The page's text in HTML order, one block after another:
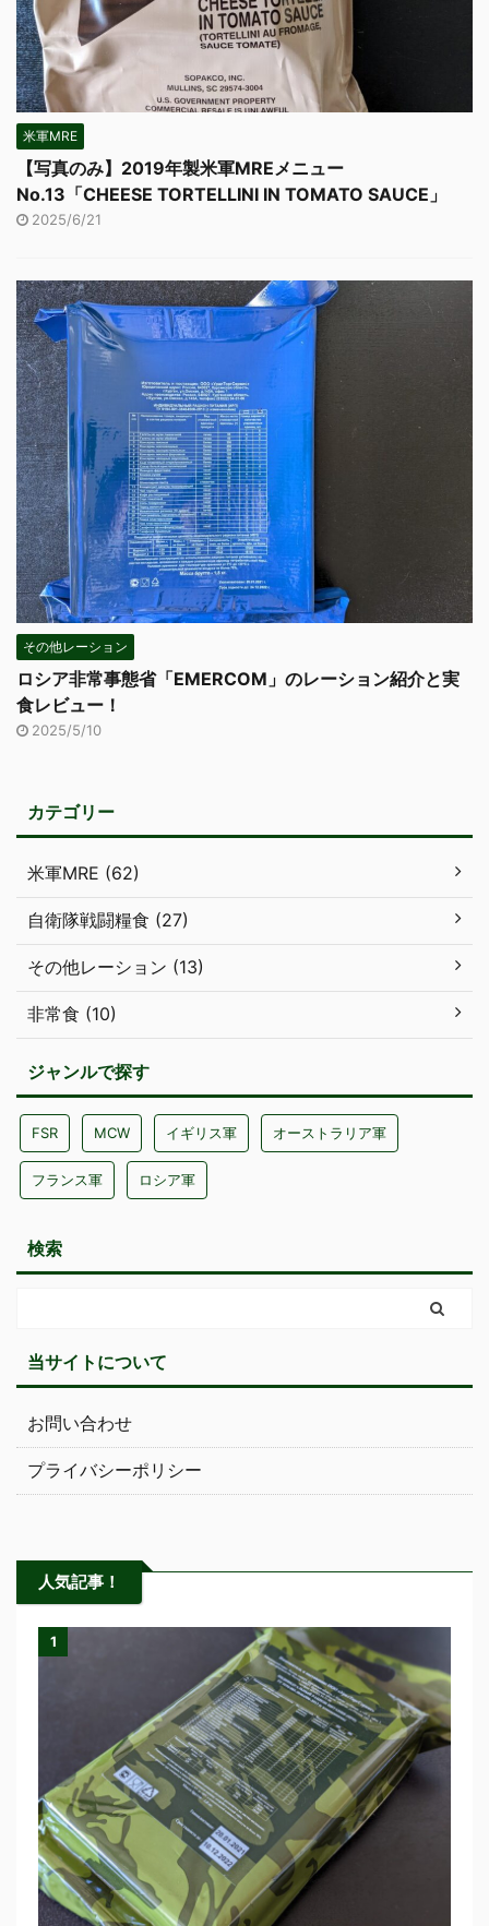
米軍MRE
【写真のみ】2019年製米軍MREメニュー
No.13「CHEESE TORTELLINI IN TOMATO SAUCE」
2025/6/21
その他レーション
ロシア非常事態省「EMERCOM」のレーション紹介と実
食レビュー！
2025/5/10
カテゴリー
米軍MRE (62)
自衛隊戦闘糧食 (27)
その他レーション (13)
非常食 (10)
ジャンルで探す
FSR MCW イギリス軍 オーストラリア軍
フランス軍 ロシア軍
検索
当サイトについて
お問い合わせ
プライバシーポリシー
人気記事！
1